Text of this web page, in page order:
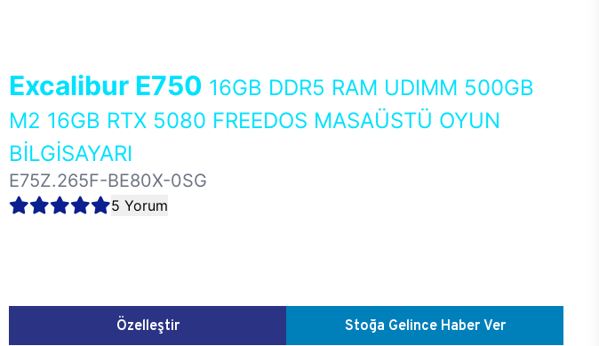
Excalibur E750 16GB DDR5 RAM UDIMM 500GB
M2 16GB RTX 5080 FREEDOS MASAÜSTÜ OYUN
BİLGİSAYARI
E75Z.265F-BE80X-0SG
5 Yorum
Özelleştir Stoğa Gelince Haber Ver